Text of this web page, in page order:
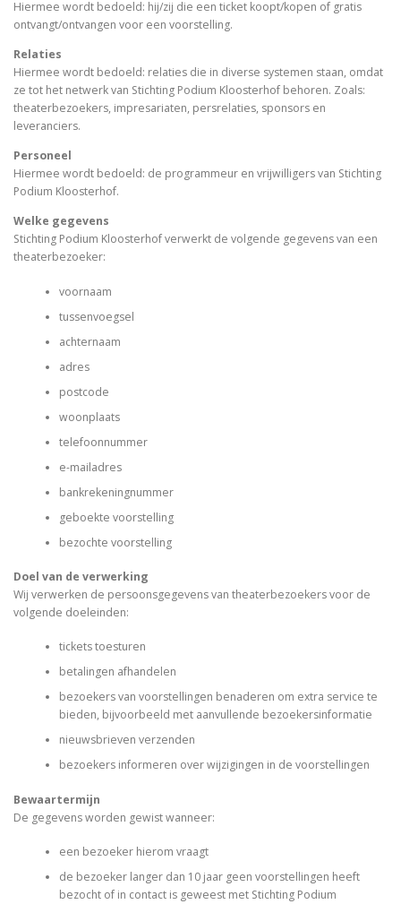
Hiermee wordt bedoeld: hij/zij die een ticket koopt/kopen of gratis
ontvangt/ontvangen voor een voorstelling.
Relaties
Hiermee wordt bedoeld: relaties die in diverse systemen staan, omdat
ze tot het netwerk van Stichting Podium Kloosterhof behoren. Zoals:
theaterbezoekers, impresariaten, persrelaties, sponsors en
leveranciers.
Personeel
Hiermee wordt bedoeld: de programmeur en vrijwilligers van Stichting
Podium Kloosterhof.
Welke gegevens
Stichting Podium Kloosterhof verwerkt de volgende gegevens van een
theaterbezoeker:
voornaam
tussenvoegsel
achternaam
adres
postcode
woonplaats
telefoonnummer
e-mailadres
bankrekeningnummer
geboekte voorstelling
bezochte voorstelling
Doel van de verwerking
Wij verwerken de persoonsgegevens van theaterbezoekers voor de
volgende doeleinden:
tickets toesturen
betalingen afhandelen
bezoekers van voorstellingen benaderen om extra service te
bieden, bijvoorbeeld met aanvullende bezoekersinformatie
nieuwsbrieven verzenden
bezoekers informeren over wijzigingen in de voorstellingen
Bewaartermijn
De gegevens worden gewist wanneer:
een bezoeker hierom vraagt
de bezoeker langer dan 10 jaar geen voorstellingen heeft
bezocht of in contact is geweest met Stichting Podium